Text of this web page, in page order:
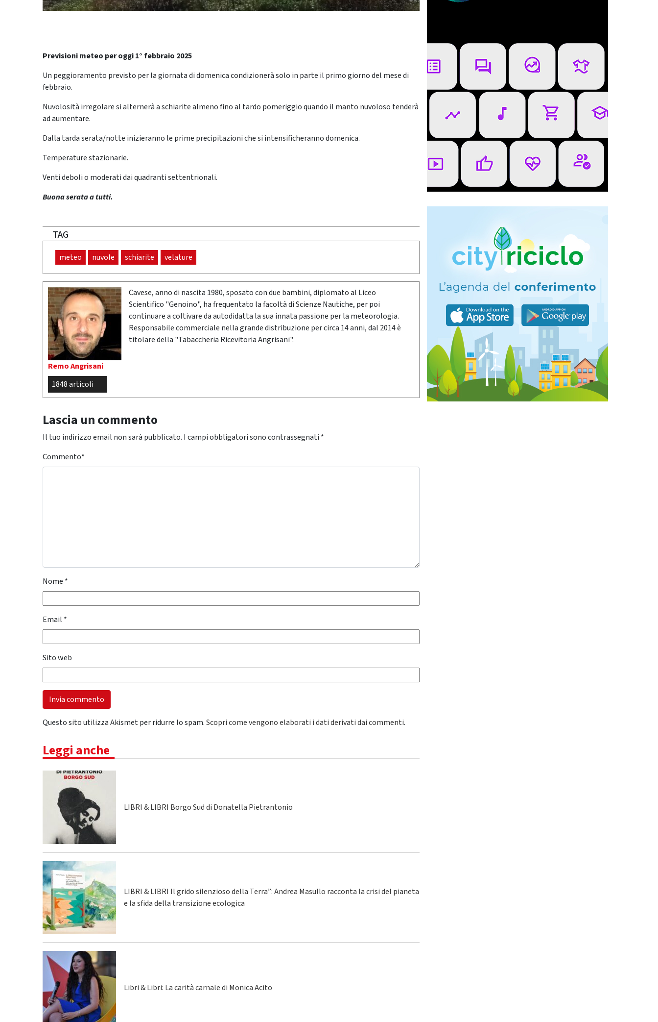
Previsioni meteo per oggi 1° febbraio 2025
Un peggioramento previsto per la giornata di domenica condizionerà solo in parte il primo giorno del mese di
febbraio.
Nuvolosità irregolare si alternerà a schiarite almeno fino al tardo pomeriggio quando il manto nuvoloso tenderà
ad aumentare.
Dalla tarda serata/notte inizieranno le prime precipitazioni che si intensificheranno domenica.
Temperature stazionarie.
Venti deboli o moderati dai quadranti settentrionali.
Buona serata a tutti.
TAG
meteo nuvole schiarite velature
Remo Angrisani
1848 articoli
Cavese, anno di nascita 1980, sposato con due bambini, diplomato al Liceo
Scientifico "Genoino", ha frequentato la facoltà di Scienze Nautiche, per poi
continuare a coltivare da autodidatta la sua innata passione per la meteorologia.
Responsabile commerciale nella grande distribuzione per circa 14 anni, dal 2014 è
titolare della "Tabaccheria Ricevitoria Angrisani".
Lascia un commento
Il tuo indirizzo email non sarà pubblicato. I campi obbligatori sono contrassegnati *
Commento*
Nome *
Email *
Sito web
Questo sito utilizza Akismet per ridurre lo spam.Scopri come vengono elaborati i dati derivati dai commenti.
Leggi anche
LIBRI & LIBRI Borgo Sud di Donatella Pietrantonio
LIBRI & LIBRI Il grido silenzioso della Terra”: Andrea Masullo racconta la crisi del pianeta
e la sfida della transizione ecologica
Libri & Libri: La carità carnale di Monica Acito